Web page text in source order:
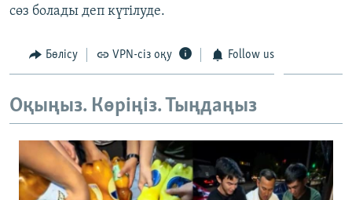
сөз болады деп күтілуде.
Бөлісу VPN-сіз оқу Follow us
Оқыңыз. Көріңіз. Тыңдаңыз